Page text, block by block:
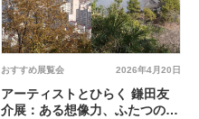
2026年4月20日
おすすめ展覧会
アーティストとひらく 鎌田友
介展：ある想像力、ふたつの土